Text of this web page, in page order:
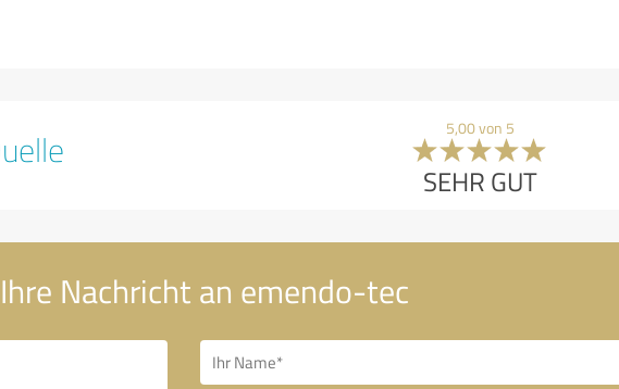
5,00 von 5
SEHR GUT
Nachricht an emendo-tec